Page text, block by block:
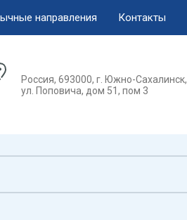
Буран
направления Контакты
Россия, 693000, г. Южно-Сахалинск,
ул. Поповича, дом 51, пом 3